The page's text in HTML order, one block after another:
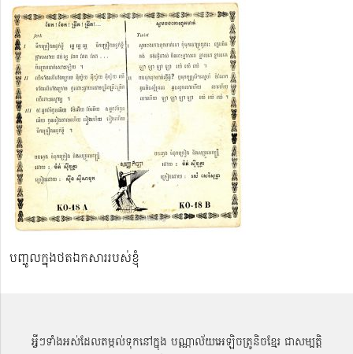
បញ្ចូលក្នុងថតឯកសាររបស់ខ្ញុំ
អ្វីៗទាំងអស់ដែលតម្កល់ទុកនៅក្នុង បណ្ណាល័យអេឡិចត្រូនិចខ្មែរ ជាសម្បតិ្ត